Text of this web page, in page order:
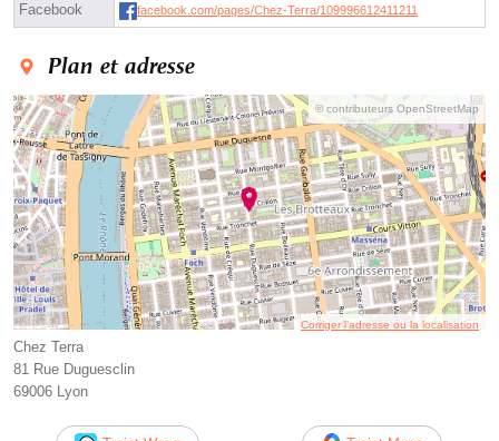
Facebook facebook.com/pages/Chez-Terra/109996612411211
Plan et adresse
© contributeurs OpenStreetMap
Corriger l’adresse ou la localisation
Chez Terra
81 Rue Duguesclin
69006 Lyon